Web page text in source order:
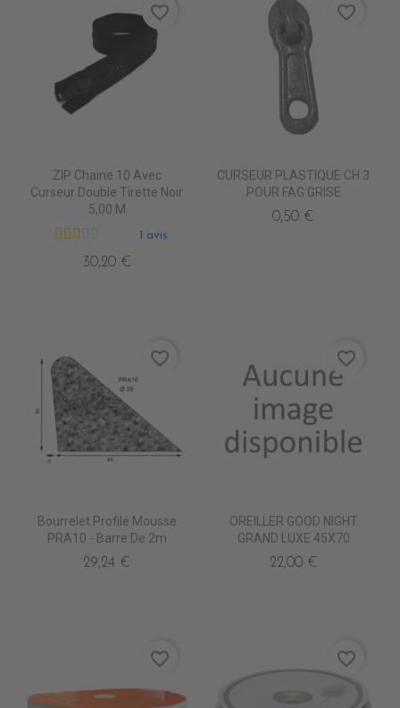
ZIP Chaine 10 Avec
Curseur Double Tirette Noir
5,00 M
1 avis
30,20 €
favorite_border
CURSEUR PLASTIQUE CH 3
POUR FAG GRISE
0,50 €
favorite_border
Bourrelet Profilé Mousse
PRA10 - Barre De 2m
29,24 €
favorite_border
OREILLER GOOD NIGHT
GRAND LUXE 45X70
22,00 €
favorite_border
favorite_border favorite_border